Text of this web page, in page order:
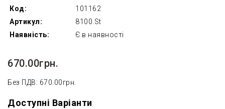
Код:
101162
Артикул:
8100.St
Наявність:
Є в наявності
670.00грн.
Без ПДВ: 670.00грн.
Доступні Варіанти